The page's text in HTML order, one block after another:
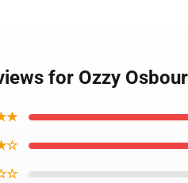
for Ozzy